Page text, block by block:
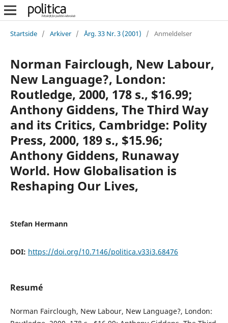
Startside / Arkiver / Årg. 33 Nr. 3 (2001) / Anmeldelser
Norman Fairclough, New Labour,
New Language?, London:
Routledge, 2000, 178 s., $16.99;
Anthony Giddens, The Third Way
and its Critics, Cambridge: Polity
Press, 2000, 189 s., $15.96;
Anthony Giddens, Runaway
World. How Globalisation is
Reshaping Our Lives,
Stefan Hermann
DOI: https://doi.org/10.7146/politica.v33i3.68476
Resumé
Norman Fairclough, New Labour, New Language?, London: